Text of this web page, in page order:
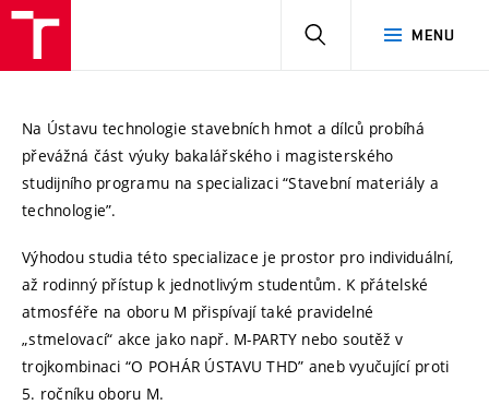
MENU
Na Ústavu technologie stavebních hmot a dílců probíhá
převážná část výuky bakalářského i magisterského
studijního programu na specializaci “Stavební materiály a
technologie”.
Výhodou studia této specializace je prostor pro individuální,
až rodinný přístup k jednotlivým studentům. K přátelské
atmosféře na oboru M přispívají také pravidelné
„stmelovací“ akce jako např. M-PARTY nebo soutěž v
trojkombinaci “O POHÁR ÚSTAVU THD” aneb vyučující proti
5. ročníku oboru M.